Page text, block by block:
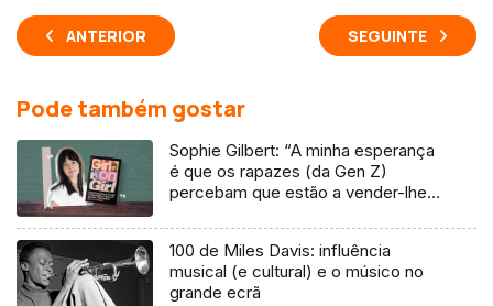
ANTERIOR SEGUINTE
Pode também gostar
Sophie Gilbert: “A minha esperança
é que os rapazes (da Gen Z)
percebam que estão a vender-lhes
100 de Miles Davis: influência
musical (e cultural) e o músico no
grande ecrã